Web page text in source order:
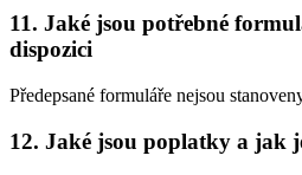
11. Jaké jsou potřebné
dispozici
Předepsané formuláře nejsou
12. Jaké jsou poplatky a jak